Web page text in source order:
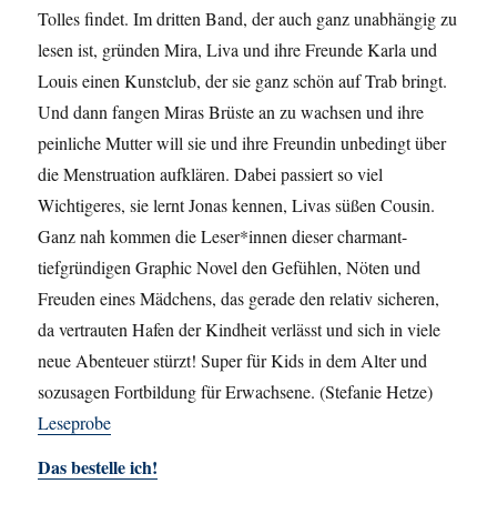
Tolles findet. Im dritten Band, der auch ganz unabhängig zu
lesen ist, gründen Mira, Liva und ihre Freunde Karla und
Louis einen Kunstclub, der sie ganz schön auf Trab bringt.
Und dann fangen Miras Brüste an zu wachsen und ihre
peinliche Mutter will sie und ihre Freundin unbedingt über
die Menstruation aufklären. Dabei passiert so viel
Wichtigeres, sie lernt Jonas kennen, Livas süßen Cousin.
Ganz nah kommen die Leser*innen dieser charmant-
tiefgründigen Graphic Novel den Gefühlen, Nöten und
Freuden eines Mädchens, das gerade den relativ sicheren,
da vertrauten Hafen der Kindheit verlässt und sich in viele
neue Abenteuer stürzt! Super für Kids in dem Alter und
sozusagen Fortbildung für Erwachsene. (Stefanie Hetze)
Leseprobe
Das bestelle ich!